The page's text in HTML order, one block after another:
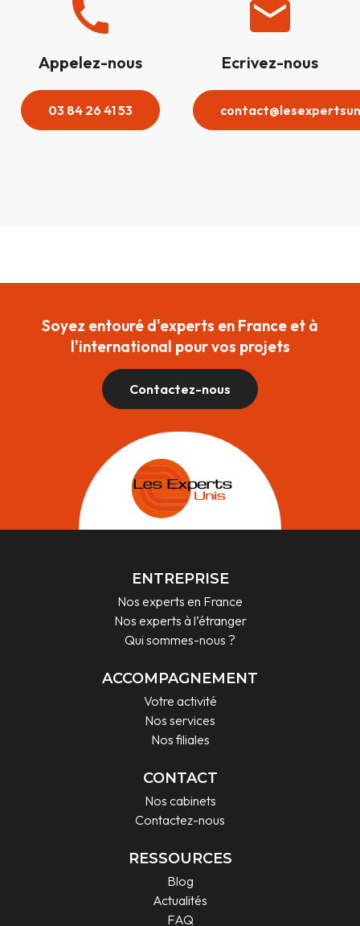
Appelez-nous
03 84 26 41 53
Ecrivez-nous
Soyez entouré d'experts en France et à
l'international pour vos projets
Contactez-nous
ENTREPRISE
Nos experts en France
Nos experts à l’étranger
Qui sommes-nous ?
ACCOMPAGNEMENT
Votre activité
Nos services
Nos filiales
CONTACT
Nos cabinets
Contactez-nous
RESSOURCES
Blog
Actualités
FAQ